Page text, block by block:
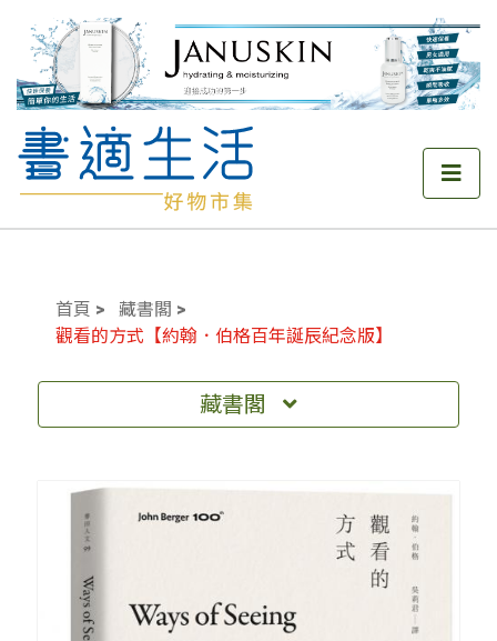
首頁
藏書閣
觀看的方式【約翰．伯格百年誕辰紀念版】
藏書閣